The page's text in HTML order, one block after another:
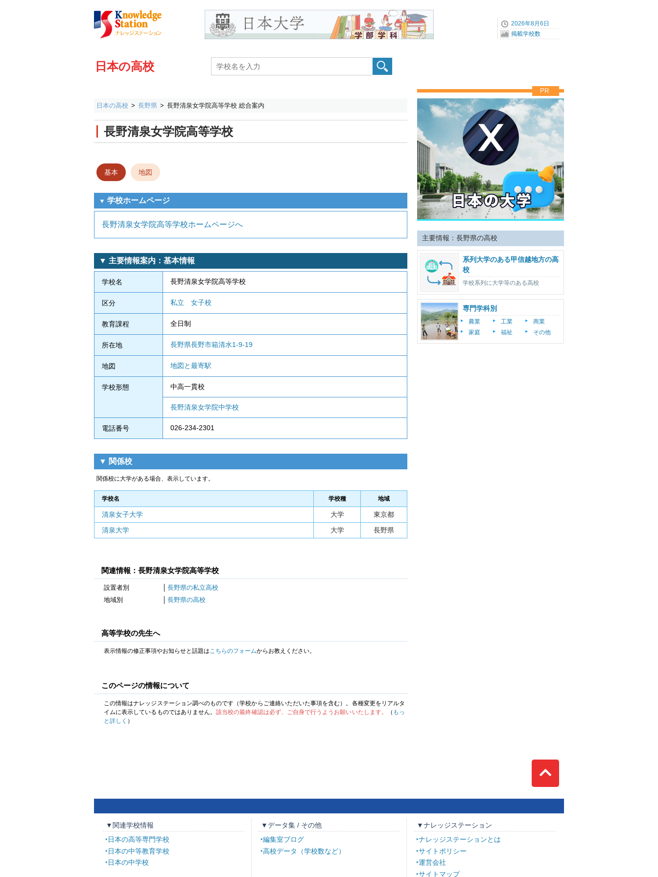
2026年8月6日
掲載学校数
日本の高校
日本の高校 長野県 長野清泉女学院高等学校 総合案内
長野清泉女学院高等学校
基本 地図
▼ 学校ホームページ
長野清泉女学院高等学校ホームページへ
▼ 主要情報案内：基本情報
学校名 長野清泉女学院高等学校
区分 私立 女子校
教育課程 全日制
所在地 長野県長野市箱清水1-9-19
地図 地図と最寄駅
学校形態 中高一貫校
長野清泉女学院中学校
電話番号 026-234-2301
▼ 関係校
関係校に大学がある場合、表示しています。
学校名 学校種 地域
清泉女子大学 大学
東京都
清泉大学
大学 長野県
関連情報：長野清泉女学院高等学校
設置者別
長野県の私立高校
地域別
長野県の高校
高等学校の先生へ
表示情報の修正事項やお知らせと話題はこちらのフォームからお教えください。
このページの情報について
この情報はナレッジステーション調べのものです（学校からご連絡いただいた事項を含む）。各種変更をリアルタ
イムに表示しているものではありません。該当校の最終確認は必ず、ご自身で行うようお願いいたします。 （ もっ
と詳しく ）
PR
主要情報：長野県の高校
系列大学のある甲信越地方の高
校
学校系列に大学等のある高校
専門学科別
農業 工業
商業
家庭
福祉 その他
▼関連学校情報
日本の高等専門学校
日本の中等教育学校
日本の中学校
▼データ集 / その他
編集室ブログ
高校データ（学校数など）
▼ナレッジステーション
ナレッジステーションとは
サイトポリシー
運営会社
サイトマップ